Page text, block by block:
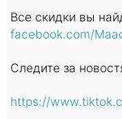
Все скидки вы
facebook.com/
Следите за
https://